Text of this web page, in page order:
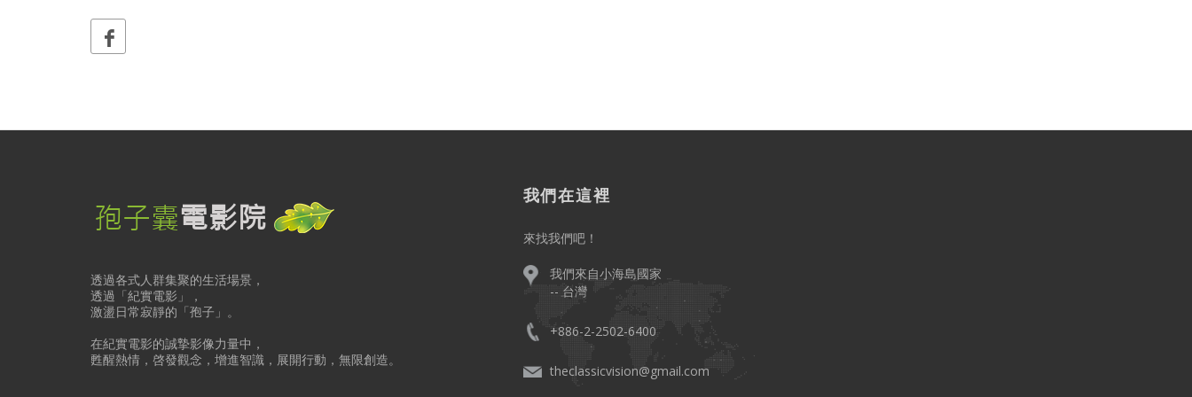
透過各式人群集聚的生活場景，
透過「紀實電影」，
激盪日常寂靜的「孢子」。
在紀實電影的誠摯影像力量中，
甦醒熱情，啓發觀念，增進智識，展開行動，無限創造。
我們在這裡
來找我們吧！
我們來自小海島國家
-- 台灣
+886-2-2502-6400
theclassicvision@gmail.com